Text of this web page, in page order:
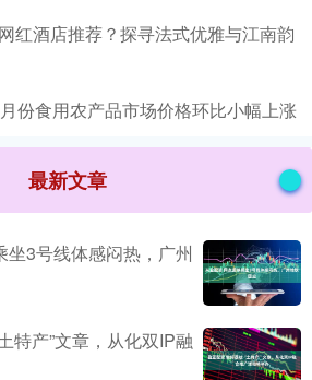
红酒店推荐？探寻法式优雅与江南韵
份食用农产品市场价格环比小幅上涨
最新文章
坐3号线体感闷热，广州
特产”文章，从化双IP融